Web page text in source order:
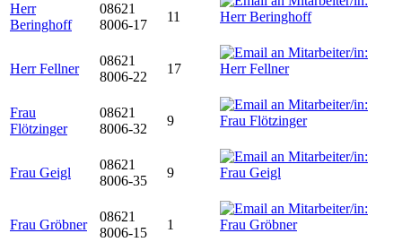
Herr
Beringhoff
08621
8006-17
11
Herr Fellner
08621
8006-22
17
Frau
Flötzinger
08621
8006-32
9
Frau Geigl
08621
8006-35
9
Frau Gröbner
08621
8006-15
1